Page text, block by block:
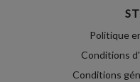
Politique
Conditions
Conditions